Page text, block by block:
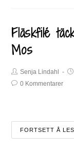
Fläskfilé
Mos
Senja Lindahl
0 Kommentarer
FORTSETT Å